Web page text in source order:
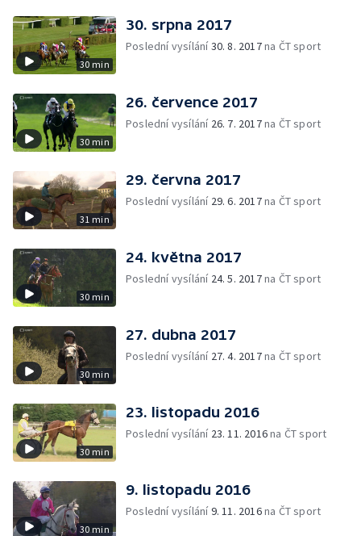
30 min
30. srpna 2017
Poslední vysílání30. 8. 2017na ČT sport
30 min
26. července 2017
Poslední vysílání 26. 7. 2017na ČT sport
31 min
29. června 2017
Poslední vysílání 29. 6. 2017na ČT sport
30 min
24. května 2017
Poslední vysílání 24. 5. 2017na ČT sport
30 min
27. dubna 2017
Poslední vysílání 27. 4. 2017na ČT sport
30 min
23. listopadu 2016
Poslední vysílání 23. 11. 2016na ČT sport
30 min
9. listopadu 2016
Poslední vysílání9. 11. 2016na ČT sport